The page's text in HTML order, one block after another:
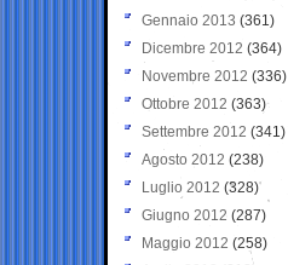
Gennaio 2013 (361)
Dicembre 2012 (364)
Novembre 2012 (336)
Ottobre 2012 (363)
Settembre 2012 (341)
Agosto 2012 (238)
Luglio 2012 (328)
Giugno 2012 (287)
Maggio 2012 (258)